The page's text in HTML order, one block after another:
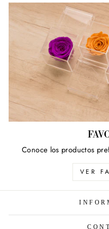
Conoce los productos
VER